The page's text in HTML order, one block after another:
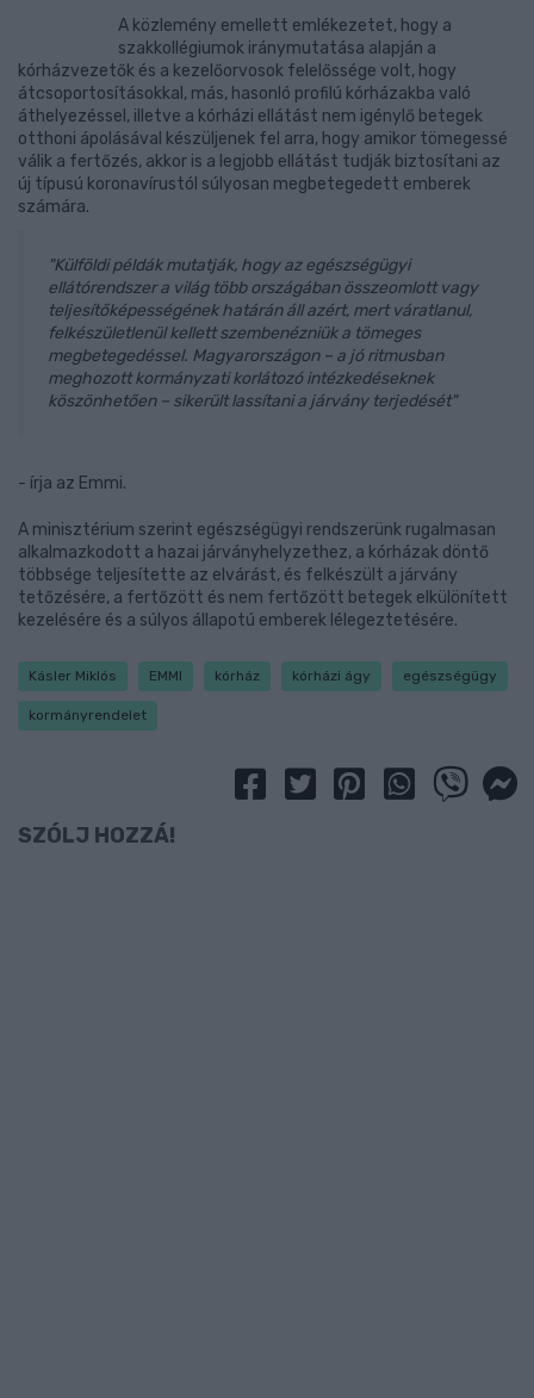
A közlemény emellett emlékezetet, hogy a
szakkollégiumok iránymutatása alapján a
kórházvezetők és a kezelőorvosok felelőssége volt, hogy
átcsoportosításokkal, más, hasonló profilú kórházakba való
áthelyezéssel, illetve a kórházi ellátást nem igénylő betegek
otthoni ápolásával készüljenek fel arra, hogy amikor tömegessé
válik a fertőzés, akkor is a legjobb ellátást tudják biztosítani az
új típusú koronavírustól súlyosan megbetegedett emberek
számára.
"Külföldi példák mutatják, hogy az egészségügyi
ellátórendszer a világ több országában összeomlott vagy
teljesítőképességének határán áll azért, mert váratlanul,
felkészületlenül kellett szembenézniük a tömeges
megbetegedéssel. Magyarországon – a jó ritmusban
meghozott kormányzati korlátozó intézkedéseknek
köszönhetően – sikerült lassítani a járvány terjedését"
- írja az Emmi.
A minisztérium szerint egészségügyi rendszerünk rugalmasan
alkalmazkodott a hazai járványhelyzethez, a kórházak döntő
többsége teljesítette az elvárást, és felkészült a járvány
tetőzésére, a fertőzött és nem fertőzött betegek elkülönített
kezelésére és a súlyos állapotú emberek lélegeztetésére.
Kásler Miklós EMMI kórház kórházi ágy egészségügy
kormányrendelet
SZÓLJ HOZZÁ!